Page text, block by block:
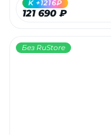
121 690 ₽
K +1216₽
Без RuStore